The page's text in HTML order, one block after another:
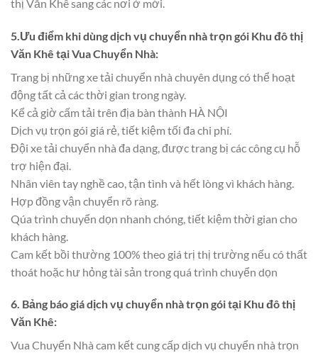
thị Văn Khê sang các nơi ở mới.
5.Ưu điểm khi dùng dịch vụ chuyển nhà trọn gói Khu đô thị
Văn Khê tại Vua Chuyển Nhà:
Trang bị những xe tải chuyển nhà chuyên dụng có thể hoạt
động tất cả các thời gian trong ngày.
Kể cả giờ cấm tải trên địa bàn thành HÀ NỘI
Dịch vụ trọn gói giá rẻ, tiết kiệm tối đa chi phí.
Đội xe tải chuyển nhà đa dạng, được trang bị các công cụ hỗ
trợ hiện đại.
Nhân viên tay nghề cao, tận tình và hết lòng vì khách hàng.
Hợp đồng vận chuyển rõ ràng.
Qúa trình chuyển dọn nhanh chóng, tiết kiệm thời gian cho
khách hàng.
Cam kết bồi thường 100% theo giá trị thị trường nếu có thất
thoát hoặc hư hỏng tài sản trong quá trình chuyển dọn
6. Bảng báo giá dịch vụ chuyển nhà trọn gói tại Khu đô thị
Văn Khê:
Vua Chuyển Nhà cam kết cung cấp dịch vụ chuyển nhà trọn